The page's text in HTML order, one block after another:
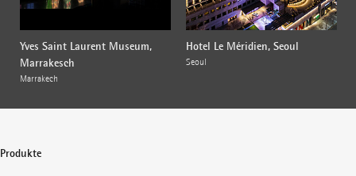
Yves Saint Laurent Museum,
Marrakesch
Marrakech
Hotel Le Méridien, Seoul
Seoul
Produkte